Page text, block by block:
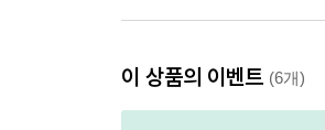
이 상품의 이벤트 (6개)